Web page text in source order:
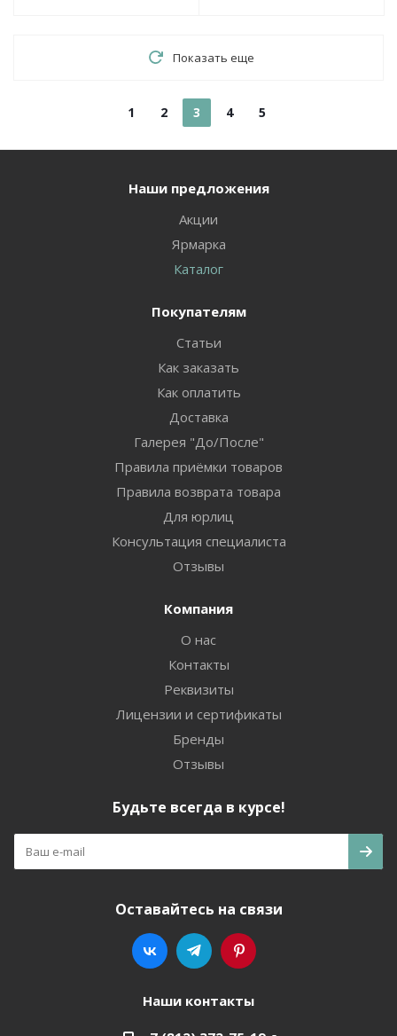
Показать еще
1 2 3 4 5
Наши предложения
Акции
Ярмарка
Каталог
Покупателям
Статьи
Как заказать
Как оплатить
Доставка
Галерея "До/После"
Правила приёмки товаров
Правила возврата товара
Для юрлиц
Консультация специалиста
Отзывы
Компания
О нас
Контакты
Реквизиты
Лицензии и сертификаты
Бренды
Отзывы
Будьте всегда в курсе!
Оставайтесь на связи
Наши контакты